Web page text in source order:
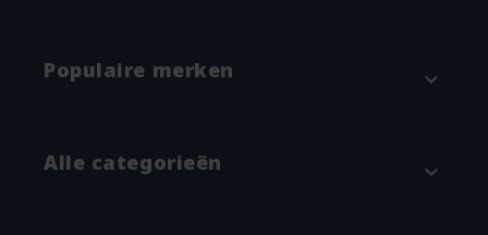
Populaire merken expand_more
Alle categorieën expand_more